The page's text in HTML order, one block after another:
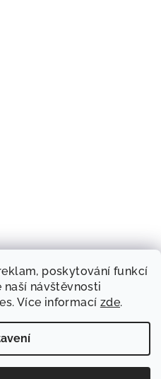
poskytování funkcí
návštěvnosti
Více informací zde.